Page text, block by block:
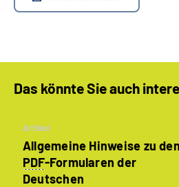
Inhalte in Gebärdensprache
Das könnte Sie auch
Artikel
Allgemeine Hinweise zu den
PDF-Formularen der
Deutschen